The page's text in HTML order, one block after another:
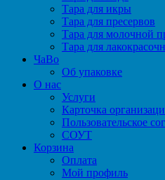
Тара для икры
Тара для пресервов
Тара для молочной
Тара для
ЧаВо
Об упаковке
О нас
Услуги
Карточка
Пользовательское
СОУТ
Корзина
Оплата
Мой профиль